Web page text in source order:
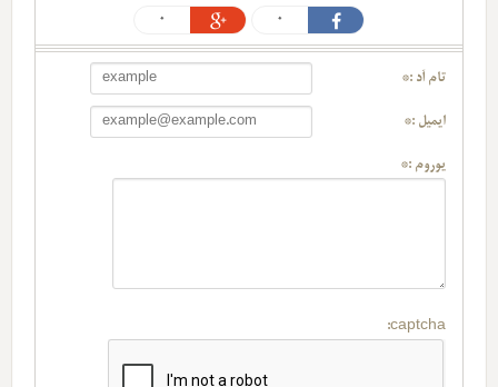
0
0
تام آد :*
ایمیل :*
یوروم :*
captcha: